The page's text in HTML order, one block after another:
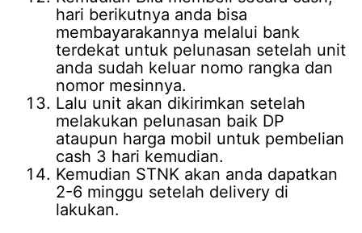
hari berikutnya anda bisa
membayarakannya melalui bank
terdekat untuk pelunasan setelah unit
anda sudah keluar nomo rangka dan
nomor mesinnya.
Lalu unit akan dikirimkan setelah
melakukan pelunasan baik DP
ataupun harga mobil untuk pembelian
cash 3 hari kemudian.
Kemudian STNK akan anda dapatkan
2-6 minggu setelah delivery di
lakukan.